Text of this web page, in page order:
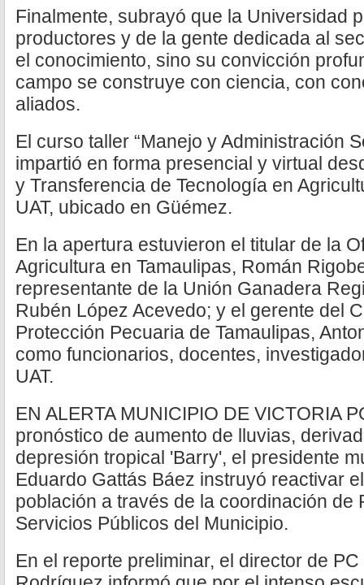
Finalmente, subrayó que la Universidad
productores y de la gente dedicada al
el conocimiento, sino su convicción
campo se construye con ciencia, con
aliados.
El curso taller “Manejo y Administración
impartió en forma presencial y virtual
y Transferencia de Tecnología en
UAT, ubicado en Güémez.
En la apertura estuvieron el titular de la
Agricultura en Tamaulipas, Román
representante de la Unión Ganadera
Rubén López Acevedo; y el gerente del
Protección Pecuaria de Tamaulipas,
como funcionarios, docentes,
UAT.
EN ALERTA MUNICIPIO DE VICTORIA
pronóstico de aumento de lluvias,
depresión tropical 'Barry', el presidente
Eduardo Gattás Báez instruyó reactivar
población a través de la coordinación de
Servicios Públicos del Municipio.
En el reporte preliminar, el director de